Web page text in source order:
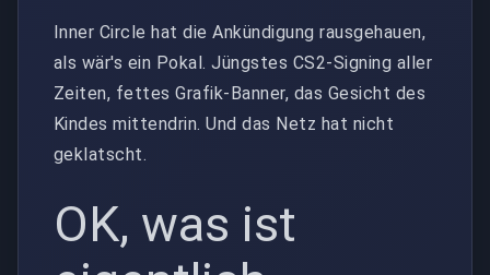
Inner Circle hat die Ankündigung rausgehauen,
als wär's ein Pokal. Jüngstes CS2-Signing aller
Zeiten, fettes Grafik-Banner, das Gesicht des
Kindes mittendrin. Und das Netz hat nicht
geklatscht.
OK, was ist